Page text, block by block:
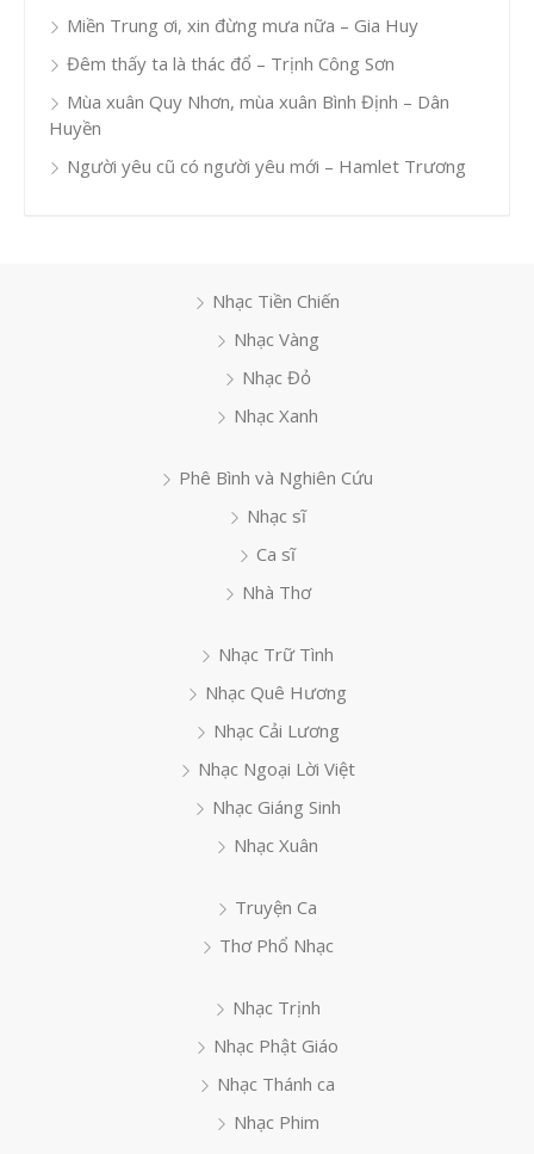
Miền Trung ơi, xin đừng mưa nữa – Gia Huy
Đêm thấy ta là thác đổ – Trịnh Công Sơn
Mùa xuân Quy Nhơn, mùa xuân Bình Định – Dân
Huyền
Người yêu cũ có người yêu mới – Hamlet Trương
Nhạc Tiền Chiến
Nhạc Vàng
Nhạc Đỏ
Nhạc Xanh
Phê Bình và Nghiên Cứu
Nhạc sĩ
Ca sĩ
Nhà Thơ
Nhạc Trữ Tình
Nhạc Quê Hương
Nhạc Cải Lương
Nhạc Ngoại Lời Việt
Nhạc Giáng Sinh
Nhạc Xuân
Truyện Ca
Thơ Phổ Nhạc
Nhạc Trịnh
Nhạc Phật Giáo
Nhạc Thánh ca
Nhạc Phim